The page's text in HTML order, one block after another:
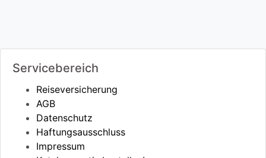
Servicebereich
Reiseversicherung
AGB
Datenschutz
Haftungsausschluss
Impressum